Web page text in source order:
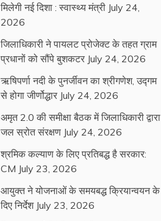
मिलेगी नई दिशा : स्वास्थ्य मंत्री July 24,
2026
जिलाधिकारी ने पायलट प्रोजेक्ट के तहत ग्राम
प्रधानों को सौंपे बुशकटर July 24, 2026
ऋषिपर्णा नदी के पुनर्जीवन का श्रीगणेश, उद्गम
से होगा जीर्णोद्धार July 24, 2026
अमृत 2.0 की समीक्षा बैठक में जिलाधिकारी द्वारा
जल स्रोत संरक्षण July 24, 2026
श्रमिक कल्याण के लिए प्रतिबद्ध है सरकार:
CM July 23, 2026
आयुक्त ने योजनाओं के समयबद्ध क्रियान्वयन के
दिए निर्देश July 23, 2026